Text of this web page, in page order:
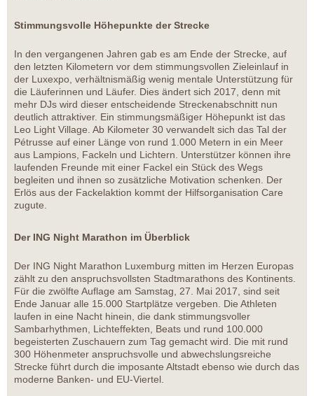
Stimmungsvolle Höhepunkte der Strecke
In den vergangenen Jahren gab es am Ende der Strecke, auf
den letzten Kilometern vor dem stimmungsvollen Zieleinlauf in
der Luxexpo, verhältnismäßig wenig mentale Unterstützung für
die Läuferinnen und Läufer. Dies ändert sich 2017, denn mit
mehr DJs wird dieser entscheidende Streckenabschnitt nun
deutlich attraktiver. Ein stimmungsmäßiger Höhepunkt ist das
Leo Light Village. Ab Kilometer 30 verwandelt sich das Tal der
Pétrusse auf einer Länge von rund 1.000 Metern in ein Meer
aus Lampions, Fackeln und Lichtern. Unterstützer können ihre
laufenden Freunde mit einer Fackel ein Stück des Wegs
begleiten und ihnen so zusätzliche Motivation schenken. Der
Erlös aus der Fackelaktion kommt der Hilfsorganisation Care
zugute.
Der ING Night Marathon im Überblick
Der ING Night Marathon Luxemburg mitten im Herzen Europas
zählt zu den anspruchsvollsten Stadtmarathons des Kontinents.
Für die zwölfte Auflage am Samstag, 27. Mai 2017, sind seit
Ende Januar alle 15.000 Startplätze vergeben. Die Athleten
laufen in eine Nacht hinein, die dank stimmungsvoller
Sambarhythmen, Lichteffekten, Beats und rund 100.000
begeisterten Zuschauern zum Tag gemacht wird. Die mit rund
300 Höhenmeter anspruchsvolle und abwechslungsreiche
Strecke führt durch die imposante Altstadt ebenso wie durch das
moderne Banken- und EU-Viertel.